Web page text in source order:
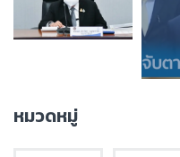
หมวดหมู่